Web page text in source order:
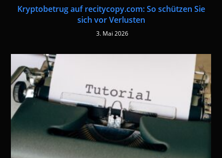
Kryptobetrug auf recitycopy.com: So schützen Sie
sich vor Verlusten
3. Mai 2026